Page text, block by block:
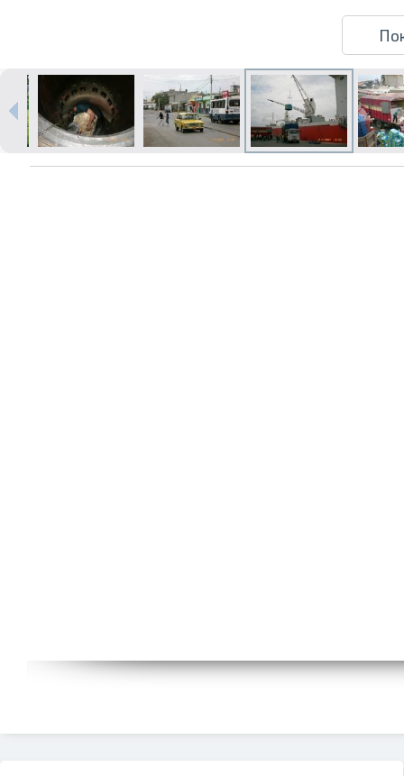
Печать в течение 1 часа в Риге –
закажите онлайн
Различные форматы и виды